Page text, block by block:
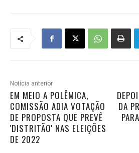
Notícia anterior
EM MEIO A POLÊMICA,
COMISSÃO ADIA VOTAÇÃO
DE PROPOSTA QUE PREVÊ
'DISTRITÃO' NAS ELEIÇÕES
DE 2022
DA